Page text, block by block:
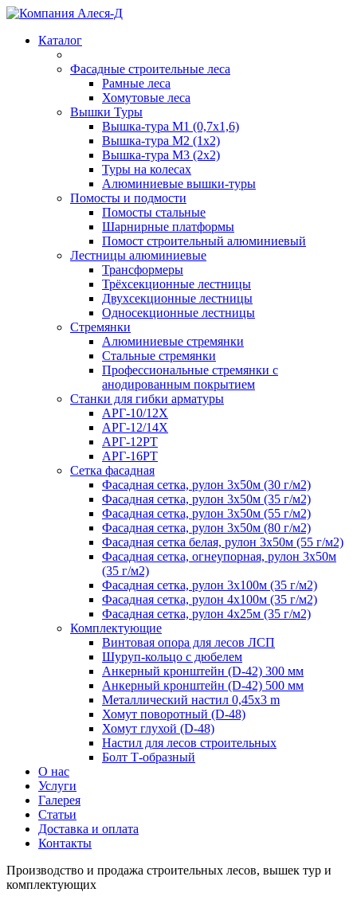
Каталог
Фасадные строительные леса
Рамные леса
Хомутовые леса
Вышки Туры
Вышка-тура М1 (0,7х1,6)
Вышка-тура М2 (1х2)
Вышка-тура М3 (2х2)
Туры на колесах
Алюминиевые вышки-туры
Помосты и подмости
Помосты стальные
Шарнирные платформы
Помост строительный алюминиевый
Лестницы алюминиевые
Трансформеры
Трёхсекционные лестницы
Двухсекционные лестницы
Односекционные лестницы
Стремянки
Алюминиевые стремянки
Стальные стремянки
Профессиональные стремянки с
анодированным покрытием
Cтанки для гибки арматуры
АРГ-10/12Х
АРГ-12/14Х
АРГ-12РТ
АРГ-16РТ
Сетка фасадная
Фасадная сетка, рулон 3х50м (30 г/м2)
Фасадная сетка, рулон 3х50м (35 г/м2)
Фасадная сетка, рулон 3х50м (55 г/м2)
Фасадная сетка, рулон 3х50м (80 г/м2)
Фасадная сетка белая, рулон 3х50м (55 г/м2)
Фасадная сетка, огнеупорная, рулон 3х50м
(35 г/м2)
Фасадная сетка, рулон 3х100м (35 г/м2)
Фасадная сетка, рулон 4х100м (35 г/м2)
Фасадная сетка, рулон 4х25м (35 г/м2)
Комплектующие
Винтовая опора для лесов ЛСП
Шуруп-кольцо с дюбелем
Анкерный кронштейн (D-42) 300 мм
Анкерный кронштейн (D-42) 500 мм
Металлический настил 0,45x3 m
Хомут поворотный (D-48)
Хомут глухой (D-48)
Настил для лесов строительных
Болт Т-образный
О нас
Услуги
Галерея
Статьи
Доставка и оплата
Контакты
Производство и продажа строительных лесов, вышек тур и
комплектующих